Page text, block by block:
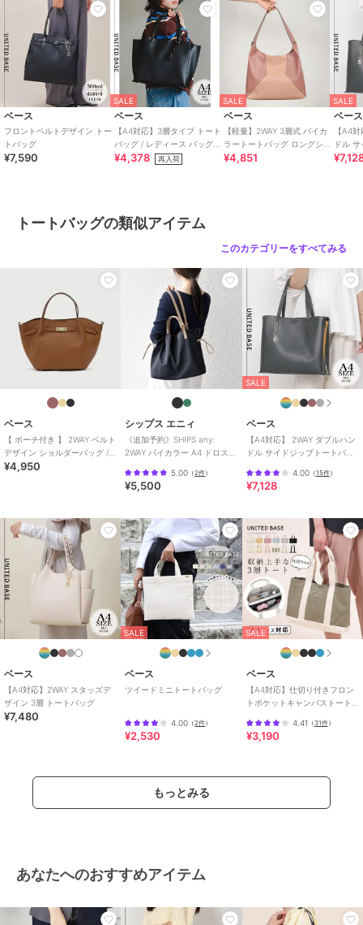
ピンク
サイズ FREE
素材
合成皮革
商品のお取り扱い方法
特徴
バッグ
合成皮革/人工皮革
フリル/
(幅31～45cm以下)
ライフスタイ
ル/ビジネス カジュアル/軽
合成皮革/人工皮革
(幅31～45cm以下)
カジュアル/軽
量 700ｇ以下/2WAY以上
原産国
ベース
フロントベルトデザイン トー
トバッグ
¥7,590
SALE
ベース
【A4対応】3層タイプ トート
バッグ / レディース バッグ
a4 通勤 自立
¥4,378 再入荷
SALE
ベース
【軽量】2WAY 3層式 バイカ
ラートートバッグ ロングショ
ルダーベルト付き
¥4,851
SALE
ベース
【A4
ドル
グ (L)
トートバッグの類似アイテム
このカテゴリーをすべてみる
ベース
【 ポーチ付き 】 2WAY ベルト
デザイン ショルダーバッグ /
レディース バッグ
¥4,950
シップス エニィ
《追加予約》SHIPS any:
2WAY バイカラー A4 ドロスト
5.00 （2件）
¥5,500
SALE
ベース
【A4対応】 2WAY ダブルハン
ドル サイドジップトートバッ
4.00（15件）
¥7,128
ベース
【A4対応】2WAY スタッズデ
ザイン 3層 トートバッグ
¥7,480
SALE
ベース
ツイードミニトートバッグ
4.00 （2件）
¥2,530
SALE
ベース
【A4対応】仕切り付きフロン
トポケットキャンバストート
4.41 （31件）
¥3,190
もっとみる
あなたへのおすすめアイテム